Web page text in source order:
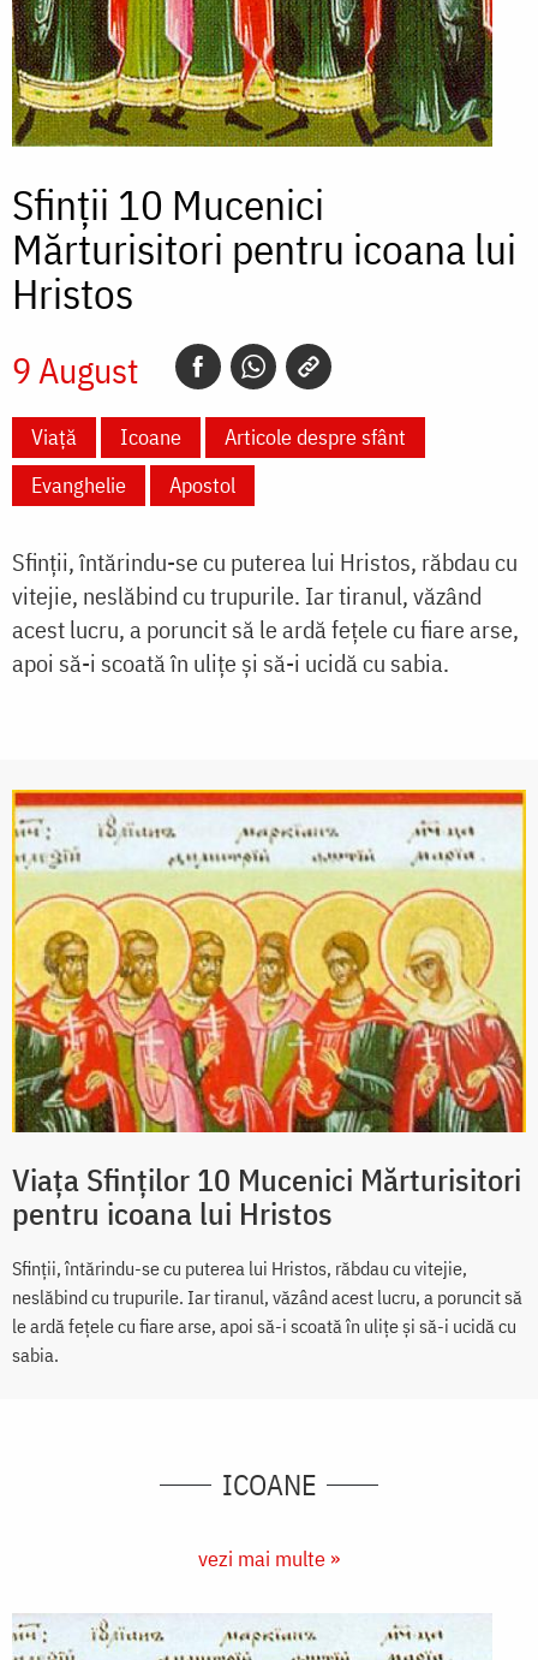
Sfinții 10 Mucenici
Mărturisitori pentru icoana lui
Hristos
9 August
Viață Icoane
Articole despre sfânt
Evanghelie
Apostol
Sfinții, întărindu-se cu puterea lui Hristos, răbdau cu
vitejie, neslăbind cu trupurile. Iar tiranul, văzând
acest lucru, a poruncit să le ardă fețele cu fiare arse,
apoi să-i scoată în ulițe și să-i ucidă cu sabia.
Viața Sfinților 10 Mucenici Mărturisitori
pentru icoana lui Hristos
Sfinții, întărindu-se cu puterea lui Hristos, răbdau cu vitejie,
neslăbind cu trupurile. Iar tiranul, văzând acest lucru, a poruncit să
le ardă fețele cu fiare arse, apoi să-i scoată în ulițe și să-i ucidă cu
sabia.
ICOANE
vezi mai multe »